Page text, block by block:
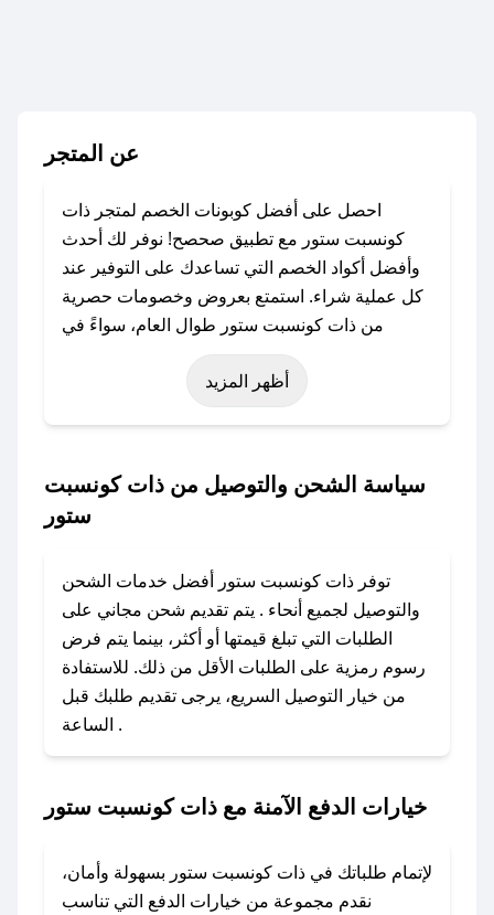
عن المتجر
احصل على أفضل كوبونات الخصم لمتجر ذات
كونسبت ستور مع تطبيق صحصح! نوفر لك أحدث
وأفضل أكواد الخصم التي تساعدك على التوفير عند
كل عملية شراء. استمتع بعروض وخصومات حصرية
من ذات كونسبت ستور طوال العام، سواءً في
المناسبات مثل عيد الفطر، عيد الأضحى، الجمعة
البيضاء (شهر نوفمبر)، رمضان، اليوم الوطني، يوم
التأسيس، أو حتى عروض خاصة أخرى.
ستور؟
باستخدام تطبيق صحصح، يمكنك العثور بسهولة على
الكوبون، تواصل معنا عبر تويتر أو البريد الإلكتروني
لإضافته بسرعة.
### كيفية استخدام كود خصم ذات كونسبت ستور؟
1. انسخ كود الخصم من تطبيق صحصح.
2. الصقه في خانة الدفع عند التسوق من ذات
كونسبت ستور.
### ماذا أفعل إذا لم يعمل كود الخصم؟
الرسائل الخاصة على تويتر أو البريد الإلكتروني،
وسنقوم بحل المشكلة في أسرع وقت ممكن.
أظهر المزيد
سياسة الشحن والتوصيل من ذات كونسبت
ستور
توفر ذات كونسبت ستور أفضل خدمات الشحن
والتوصيل لجميع أنحاء . يتم تقديم شحن مجاني على
الطلبات التي تبلغ قيمتها أو أكثر، بينما يتم فرض
رسوم رمزية على الطلبات الأقل من ذلك. للاستفادة
من خيار التوصيل السريع، يرجى تقديم طلبك قبل
الساعة .
خيارات الدفع الآمنة مع ذات كونسبت ستور
لإتمام طلباتك في ذات كونسبت ستور بسهولة وأمان،
نقدم مجموعة من خيارات الدفع التي تناسب